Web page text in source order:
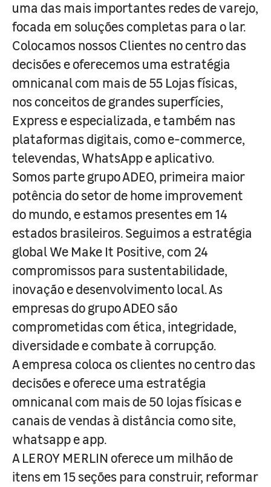
uma das mais importantes redes de varejo,
focada em soluções completas para o lar.
Colocamos nossos Clientes no centro das
decisões e oferecemos uma estratégia
omnicanal com mais de 55 Lojas físicas,
nos conceitos de grandes superfícies,
Express e especializada, e também nas
plataformas digitais, como e-commerce,
televendas, WhatsApp e aplicativo.
Somos parte grupo ADEO, primeira maior
potência do setor de home improvement
do mundo, e estamos presentes em 14
estados brasileiros. Seguimos a estratégia
global We Make It Positive, com 24
compromissos para sustentabilidade,
inovação e desenvolvimento local. As
empresas do grupo ADEO são
comprometidas com ética, integridade,
diversidade e combate à corrupção.
A empresa coloca os clientes no centro das
decisões e oferece uma estratégia
omnicanal com mais de 50 lojas físicas e
canais de vendas à distância como site,
whatsapp e app.
A LEROY MERLIN oferece um milhão de
itens em 15 seções para construir, reformar